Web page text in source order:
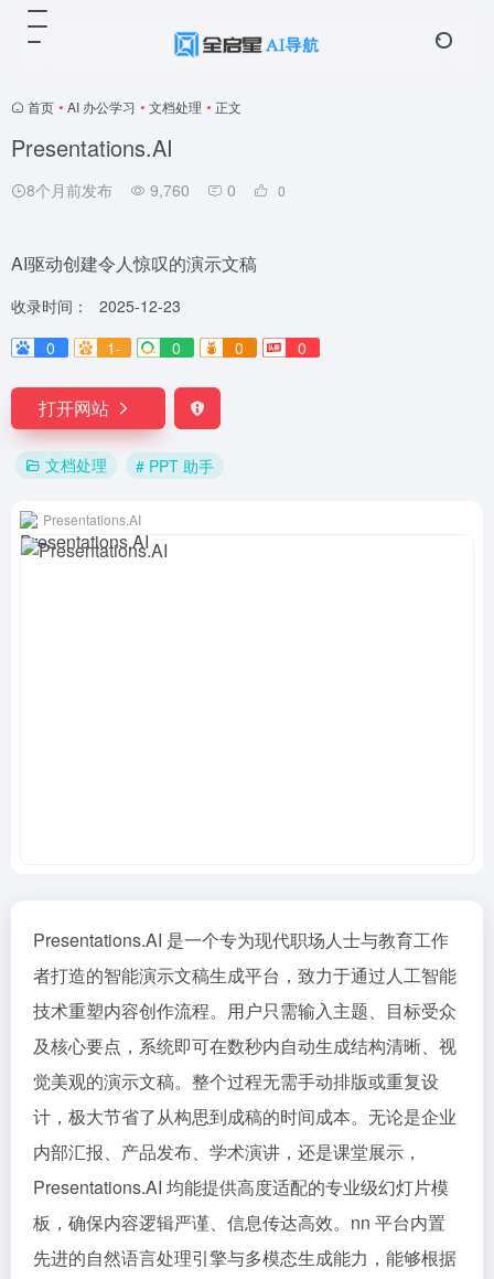
首页 • AI 办公学习 • 文档处理 • 正文
Presentations.AI
8个月前发布 9,760 0 0
AI驱动创建令人惊叹的演示文稿
收录时间：
2025-12-23
0
1- 0 0 0
打开网站
文档处理 # PPT 助手
Presentations.AI
Presentations.AI 是一个专为现代职场人士与教育工作
者打造的智能演示文稿生成平台，致力于通过人工智能
技术重塑内容创作流程。用户只需输入主题、目标受众
及核心要点，系统即可在数秒内自动生成结构清晰、视
觉美观的演示文稿。整个过程无需手动排版或重复设
计，极大节省了从构思到成稿的时间成本。无论是企业
内部汇报、产品发布、学术演讲，还是课堂展示，
Presentations.AI 均能提供高度适配的专业级幻灯片模
板，确保内容逻辑严谨、信息传达高效。nn 平台内置
先进的自然语言处理引擎与多模态生成能力，能够根据